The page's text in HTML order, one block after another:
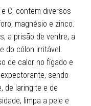
C, contem diversos
magnésio e zinco.
a prisão de ventre, a
do cólon irritável.
de calor no fígado e
sendo
de laringite e de
limpa a pele e